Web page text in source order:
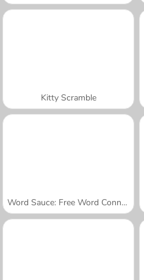
Kitty Scramble
Word Sauce: Free Word Connect Puzzle